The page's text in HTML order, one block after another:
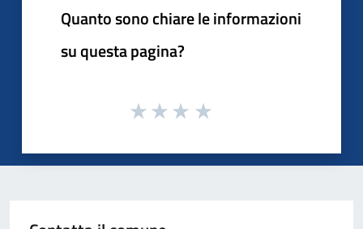
Quanto sono chiare le informazioni
su questa pagina?